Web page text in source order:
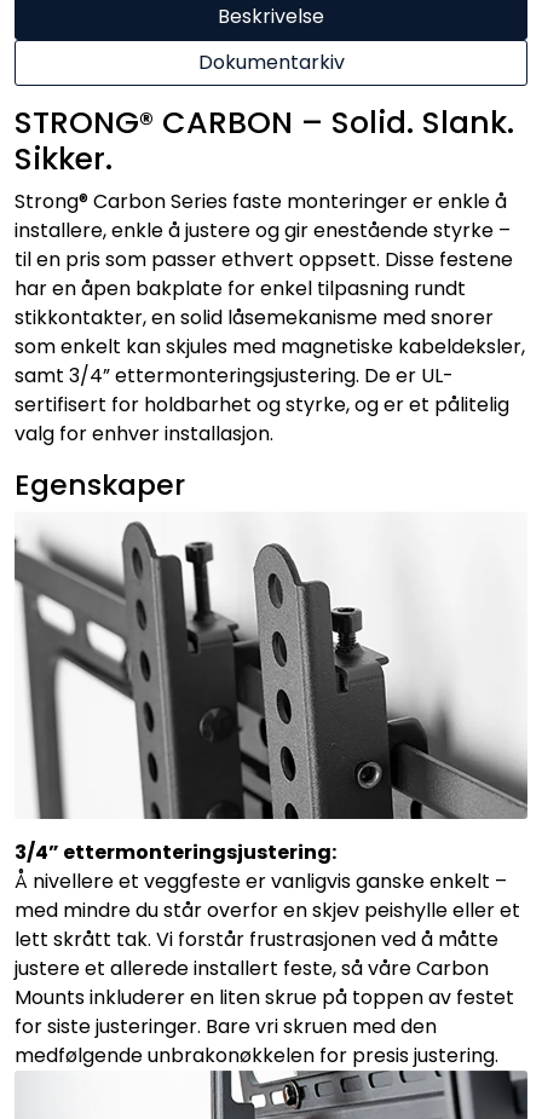
Beskrivelse
Dokumentarkiv
STRONG® CARBON – Solid. Slank.
Sikker.
Strong® Carbon Series faste monteringer er enkle å
installere, enkle å justere og gir enestående styrke –
til en pris som passer ethvert oppsett. Disse festene
har en åpen bakplate for enkel tilpasning rundt
stikkontakter, en solid låsemekanisme med snorer
som enkelt kan skjules med magnetiske kabeldeksler,
samt 3/4” ettermonteringsjustering. De er UL-
sertifisert for holdbarhet og styrke, og er et pålitelig
valg for enhver installasjon.
Egenskaper
3/4” ettermonteringsjustering:
Å nivellere et veggfeste er vanligvis ganske enkelt –
med mindre du står overfor en skjev peishylle eller et
lett skrått tak. Vi forstår frustrasjonen ved å måtte
justere et allerede installert feste, så våre Carbon
Mounts inkluderer en liten skrue på toppen av festet
for siste justeringer. Bare vri skruen med den
medfølgende unbrakonøkkelen for presis justering.